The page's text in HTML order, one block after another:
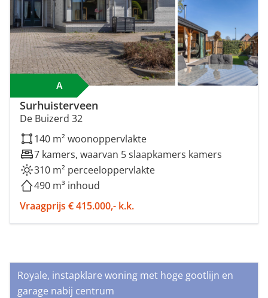
A
Surhuisterveen
De Buizerd 32
140 m² woonoppervlakte
7 kamers, waarvan 5 slaapkamers kamers
310 m² perceeloppervlakte
490 m³ inhoud
Vraagprijs € 415.000,- k.k.
Royale, instapklare woning met hoge gootlijn en
garage nabij centrum